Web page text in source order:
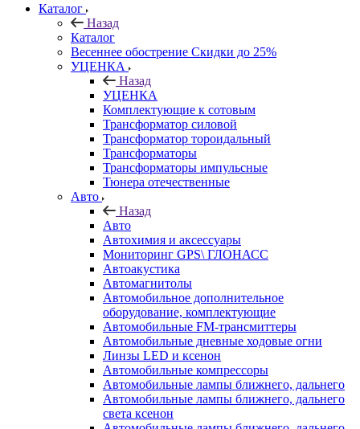
Каталог
Назад
Каталог
Весеннее обострение Скидки до 25%
УЦЕНКА
Назад
УЦЕНКА
Комплектующие к сотовым
Трансформатор силовой
Трансформатор тороидальный
Трансформаторы
Трансформаторы импульсные
Тюнера отечественные
Авто
Назад
Авто
Автохимия и аксессуары
Мониторинг GPS\ ГЛОНАСС
Автоакустика
Автомагнитолы
Автомобильное дополнительное
оборудование, комплектующие
Автомобильные FM-трансмиттеры
Автомобильные дневные ходовые огни
Линзы LED и ксенон
Автомобильные компрессоры
Автомобильные лампы ближнего, дальнего
Автомобильные лампы ближнего, дальнего
света ксенон